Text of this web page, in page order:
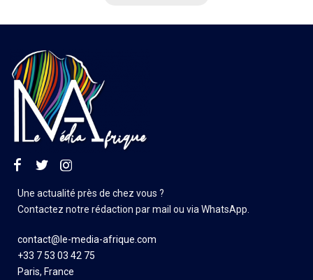
Une actualité près de chez vous ?
Contactez notre rédaction par mail ou via WhatsApp.
contact@le-media-afrique.com
+33 7 53 03 42 75
Paris, France